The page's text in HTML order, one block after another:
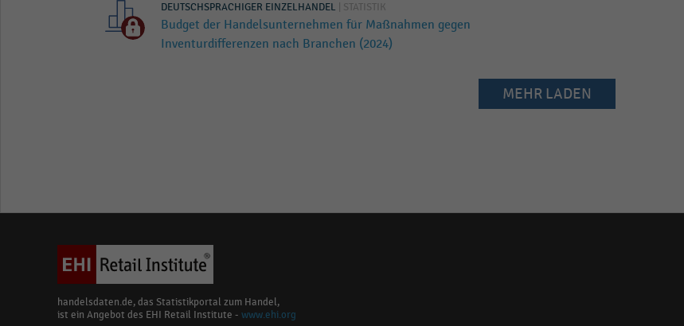
DEUTSCHSPRACHIGER EINZELHANDEL | STATISTIK
Budget der Handelsunternehmen für Maßnahmen gegen
Inventurdifferenzen nach Branchen (2024)
MEHR LADEN
handelsdaten.de, das Statistikportal zum Handel,
ist ein Angebot des EHI Retail Institute - www.ehi.org